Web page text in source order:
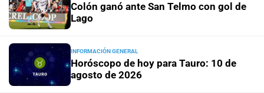
Colón ganó ante San Telmo con gol de
Lago
INFORMACIÓN GENERAL
Horóscopo de hoy para Tauro: 10 de
agosto de 2026